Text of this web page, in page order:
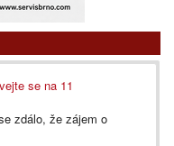
se na 11
zdálo, že zájem o